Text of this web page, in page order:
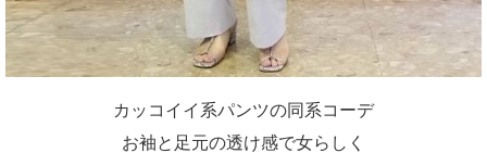
カッコイイ系パンツの同系コーデ
お袖と足元の透け感で女らしく